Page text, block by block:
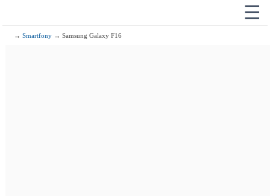
☰
→Smartfony → Samsung Galaxy F16